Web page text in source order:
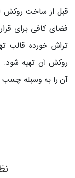
قبل از ساخت روکش
فضای کافی برای
تراش خورده قالب
روکش آن تهیه
آن را به وسیله چسب